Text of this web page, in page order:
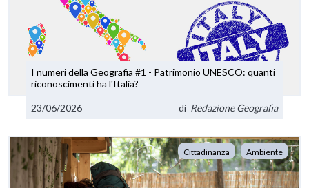
I numeri della Geografia #1 - Patrimonio UNESCO: quanti
riconoscimenti ha l'Italia?
23/06/2026 di Redazione Geografia
Cittadinanza Ambiente